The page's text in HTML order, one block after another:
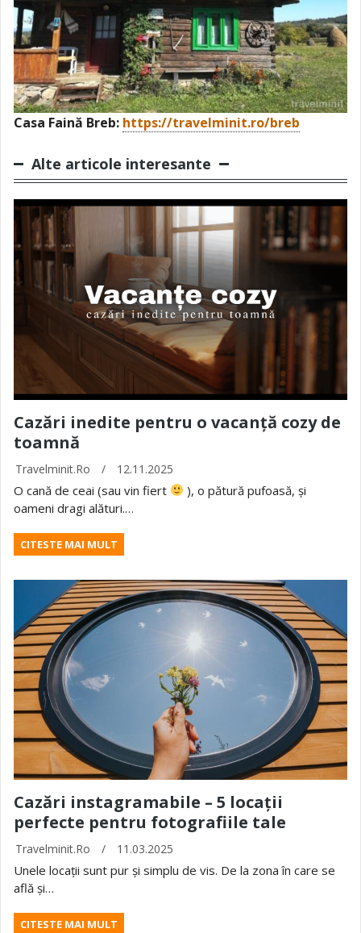
Casa Faină Breb: https://travelminit.ro/breb
Alte articole interesante
Cazări inedite pentru o vacanță cozy de
toamnă
Travelminit.ro / 12.11.2025
O cană de ceai (sau vin fiert
), o pătură pufoasă, și
oameni dragi alături.…
CITESTE MAI MULT
Cazări instagramabile – 5 locații
perfecte pentru fotografiile tale
Travelminit.ro / 11.03.2025
Unele locații sunt pur și simplu de vis. De la zona în care se
află și…
CITESTE MAI MULT